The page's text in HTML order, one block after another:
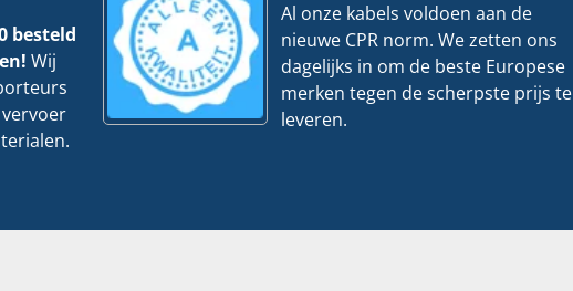
besteld
Wij
Al onze kabels voldoen aan de
nieuwe CPR norm. We zetten ons
dagelijks in om de beste Europese
merken tegen de scherpste prijs te
leveren.